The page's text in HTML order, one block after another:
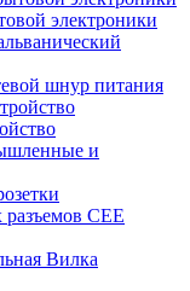
электроники
шнур питания
и
CEE
Вилка